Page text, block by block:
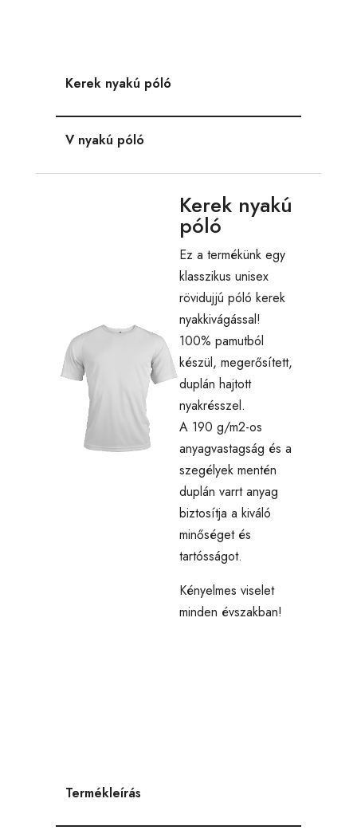
Kerek nyakú póló
V nyakú póló
Kerek nyakú
póló
Ez a termékünk egy
klasszikus unisex
rövidujjú póló kerek
nyakkivágással!
100% pamutból
készül, megerősített,
duplán hajtott
nyakrésszel.
A 190 g/m2-os
anyagvastagság és a
szegélyek mentén
duplán varrt anyag
biztosítja a kiváló
minőséget és
tartósságot.
Kényelmes viselet
minden évszakban!
Termékleírás